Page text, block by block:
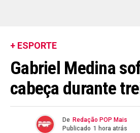
+ ESPORTE
Gabriel Medina
cabeça durante
De Redação POP Mais
Publicado 1 hora atrás